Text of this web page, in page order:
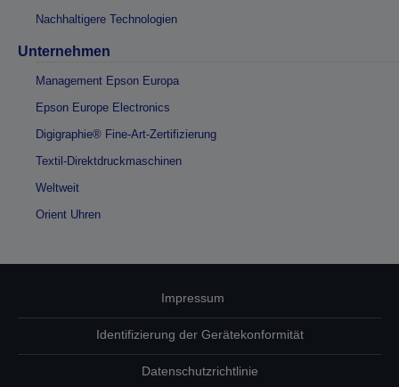
Nachhaltigere Technologien
Unternehmen
Management Epson Europa
Epson Europe Electronics
Digigraphie® Fine-Art-Zertifizierung
Textil-Direktdruckmaschinen
Weltweit
Orient Uhren
Impressum
Identifizierung der Gerätekonformität
Datenschutzrichtlinie